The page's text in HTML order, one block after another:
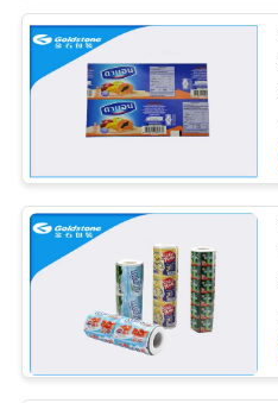
हमसे
संपर्क
करें
बोली
मांगें
लिटिंग फिल्म